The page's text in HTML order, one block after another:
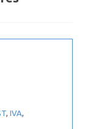
, IVA